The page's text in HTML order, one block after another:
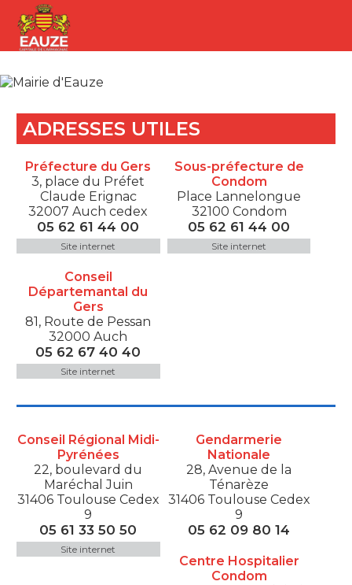
ADRESSES UTILES
Préfecture du Gers
3, place du Préfet
Claude Erignac
32007 Auch cedex
05 62 61 44 00
Site internet
Sous-préfecture de
Condom
Place Lannelongue
32100 Condom
05 62 61 44 00
Site internet
Conseil
Départemantal du
Gers
81, Route de Pessan
32000 Auch
05 62 67 40 40
Site internet
Conseil Régional Midi-
Pyrénées
22, boulevard du
Maréchal Juin
31406 Toulouse Cedex
9
05 61 33 50 50
Site internet
Gendarmerie
Nationale
28, Avenue de la
Ténarèze
31406 Toulouse Cedex
9
05 62 09 80 14
Centre Hospitalier
Condom